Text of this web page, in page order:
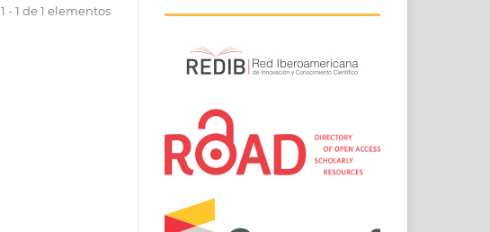
1 - 1 de 1 elementos